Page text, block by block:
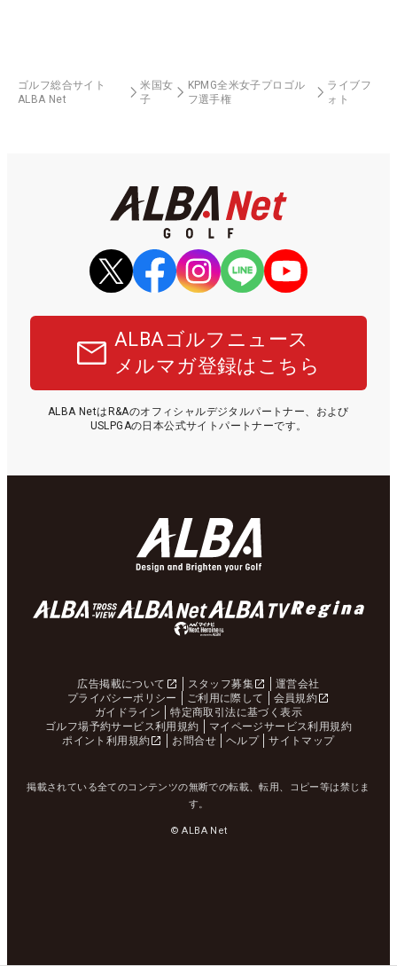
ゴルフ総合サイト
ALBA Net
米国女
子
KPMG全米女子プロゴル
フ選手権
ライブフ
ォト
ALBAゴルフニュース
メルマガ登録はこちら
ALBA NetはR&Aのオフィシャルデジタルパートナー、および
USLPGAの日本公式サイトパートナーです。
広告掲載について スタッフ募集
運営会社
プライバシーポリシー
ご利用に際して
会員規約
ガイドライン
特定商取引法に基づく表示
ゴルフ場予約サービス利用規約
マイページサービス利用規約
ポイント利用規約
お問合せ ヘルプ サイトマップ
掲載されている全てのコンテンツの無断での転載、転用、コピー等は禁じま
す。
© ALBA Net